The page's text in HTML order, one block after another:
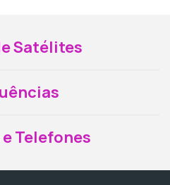
Satélites
Telefones